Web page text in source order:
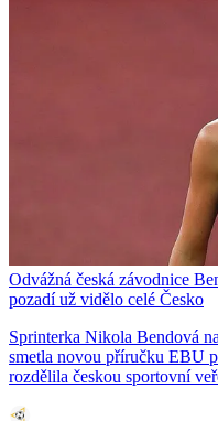
Odvážná česká závodnice
pozadí už vidělo celé Česko
Sprinterka Nikola Bendová
smetla novou příručku EBU
rozdělila českou sportovní